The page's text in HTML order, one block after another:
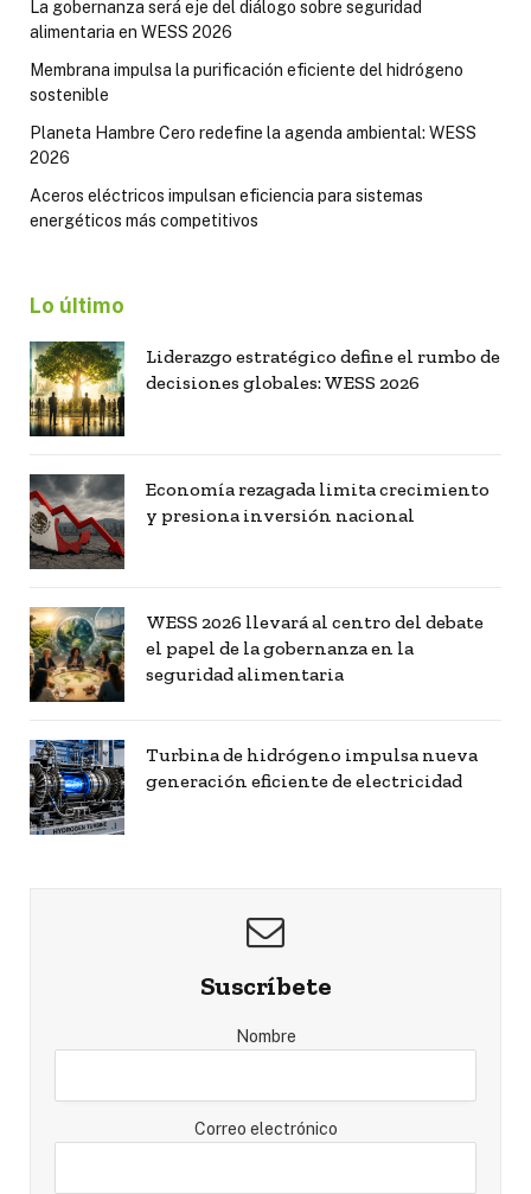
La gobernanza será eje del diálogo sobre seguridad
alimentaria en WESS 2026
Membrana impulsa la purificación eficiente del hidrógeno
sostenible
Planeta Hambre Cero redefine la agenda ambiental: WESS
2026
Aceros eléctricos impulsan eficiencia para sistemas
energéticos más competitivos
Lo último
Liderazgo estratégico define el rumbo de
decisiones globales: WESS 2026
Economía rezagada limita crecimiento
y presiona inversión nacional
WESS 2026 llevará al centro del debate
el papel de la gobernanza en la
seguridad alimentaria
Turbina de hidrógeno impulsa nueva
generación eficiente de electricidad
Suscríbete
Nombre
Correo electrónico